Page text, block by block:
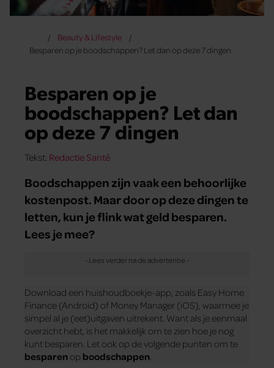
Beauty & Lifestyle
Besparen op je boodschappen? Let dan op deze 7 dingen
Besparen op je
boodschappen? Let dan
op deze 7 dingen
Tekst: Redactie Santé
Boodschappen zijn vaak een behoorlijke
kostenpost. Maar door op deze dingen te
letten, kun je flink wat geld besparen.
Lees je mee?
Download een huishoudboekje-app, zoals Easy Home
Finance (Android) of Money Manager (iOS), waarmee je
simpel al je (eet)uitgaven uitrekent. Want als je eenmaal
overzicht hebt, is het makkelijk om te zien hoe je nog
kunt besparen. Let ook op de volgende punten om te
besparen op boodschappen.